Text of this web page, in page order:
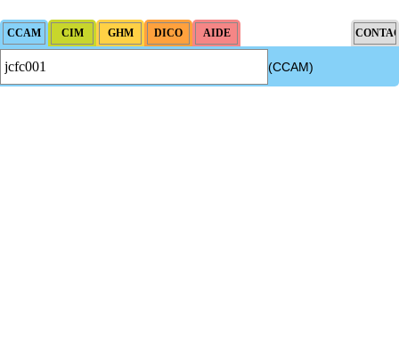
(CCAM)